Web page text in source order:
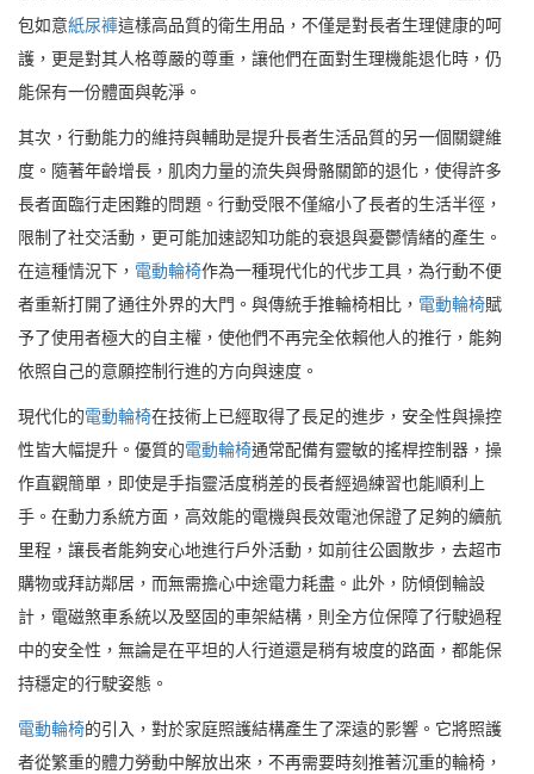
包如意紙尿褲這樣高品質的衛生用品，不僅是對長者生理健康的呵
護，更是對其人格尊嚴的尊重，讓他們在面對生理機能退化時，仍
能保有一份體面與乾淨。
其次，行動能力的維持與輔助是提升長者生活品質的另一個關鍵維
度。隨著年齡增長，肌肉力量的流失與骨骼關節的退化，使得許多
長者面臨行走困難的問題。行動受限不僅縮小了長者的生活半徑，
限制了社交活動，更可能加速認知功能的衰退與憂鬱情緒的產生。
在這種情況下， 電動輪椅作為一種現代化的代步工具，為行動不便
者重新打開了通往外界的大門。與傳統手推輪椅相比， 電動輪椅賦
予了使用者極大的自主權，使他們不再完全依賴他人的推行，能夠
依照自己的意願控制行進的方向與速度。
現代化的電動輪椅在技術上已經取得了長足的進步，安全性與操控
性皆大幅提升。優質的電動輪椅通常配備有靈敏的搖桿控制器，操
作直觀簡單，即使是手指靈活度稍差的長者經過練習也能順利上
手。在動力系統方面，高效能的電機與長效電池保證了足夠的續航
里程，讓長者能夠安心地進行戶外活動，如前往公園散步，去超市
購物或拜訪鄰居，而無需擔心中途電力耗盡。此外，防傾倒輪設
計，電磁煞車系統以及堅固的車架結構，則全方位保障了行駛過程
中的安全性，無論是在平坦的人行道還是稍有坡度的路面，都能保
持穩定的行駛姿態。
電動輪椅的引入，對於家庭照護結構產生了深遠的影響。它將照護
者從繁重的體力勞動中解放出來，不再需要時刻推著沉重的輪椅，